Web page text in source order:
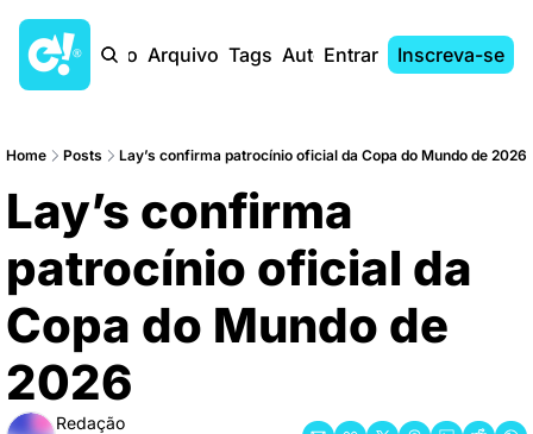
Início Arquivo Tags AutoresEntrar Inscreva-se
Home Posts Lay’s confirma patrocínio oficial da Copa do Mundo de 2026
Lay’s confirma
patrocínio oficial da
Copa do Mundo de
2026
Redação